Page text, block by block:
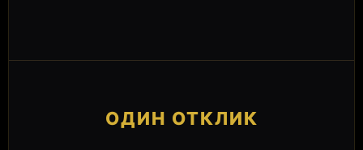
ОДИН ОТКЛИК